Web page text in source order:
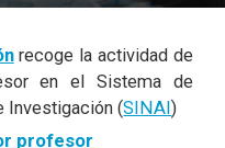
recoge la actividad de
en el Sistema de
Investigación (SINAI)
profesor